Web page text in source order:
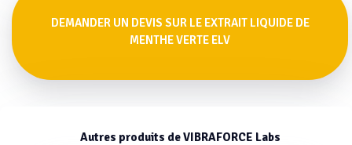
DEMANDER UN DEVIS SUR LE EXTRAIT LIQUIDE DE
MENTHE VERTE ELV
Autres produits de VIBRAFORCE Labs